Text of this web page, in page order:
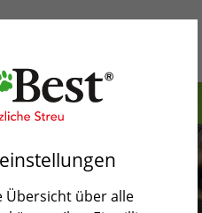
Katzen ist am besten?
Übersicht über alle